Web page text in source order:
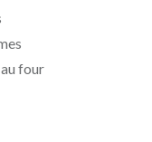
four